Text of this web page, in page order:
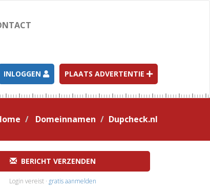
INLOGGEN PLAATS ADVERTENTIE
Domeinnamen Dupcheck.nl
BERICHT VERZENDEN
Login vereist · gratis aanmelden